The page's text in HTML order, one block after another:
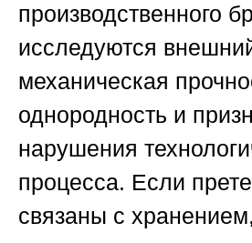
производственного
исследуются
механическая
однородность и
нарушения
процесса. Если
связаны с